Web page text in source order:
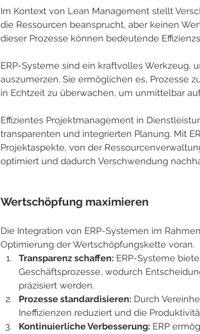
Im Kontext von Lean Management stellt
die Ressourcen beansprucht, aber keinen
dieser Prozesse können bedeutende
ERP-Systeme sind ein kraftvolles Werkzeug,
auszumerzen. Sie ermöglichen es, Prozesse
in Echtzeit zu überwachen, um unmittelbar
Effizientes Projektmanagement in
transparenten und integrierten Planung. Mit
Projektaspekte, von der
optimiert und dadurch Verschwendung
Wertschöpfung maximieren
Die Integration von ERP-Systemen im
Optimierung der Wertschöpfungskette voran.
Transparenz schaffen: ERP-Systeme
Geschäftsprozesse, wodurch
präzisiert werden.
Prozesse standardisieren: Durch
Ineffizienzen reduziert und die
Kontinuierliche Verbesserung: ERP